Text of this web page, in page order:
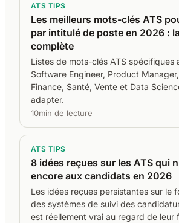
ATS TIPS
Les meilleurs mots-clés ATS
par intitulé de poste en 2026 :
complète
Listes de mots-clés ATS spécifiques
Software Engineer, Product
Finance, Santé, Vente et Data
adapter.
10min de lecture
ATS TIPS
8 idées reçues sur les ATS qui
encore aux candidats en 2026
Les idées reçues persistantes sur le
des systèmes de suivi des
est réellement vrai au regard de leur